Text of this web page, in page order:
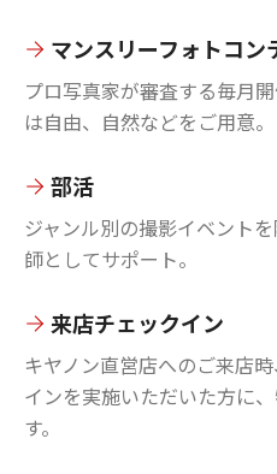
マンスリーフォトコン
プロ写真家が審査する毎月
は自由、自然などをご用意。
部活
ジャンル別の撮影イベント
師としてサポート。
来店チェックイン
キヤノン直営店へのご来店
インを実施いただいた方に
す。